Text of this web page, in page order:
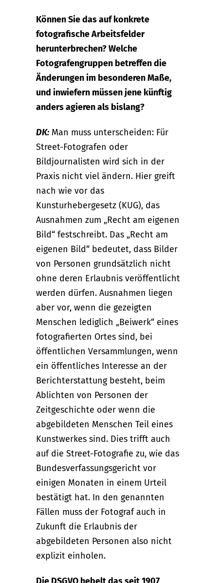
Können Sie das auf konkrete
fotografische Arbeitsfelder
herunterbrechen? Welche
Fotografengruppen betreffen die
Änderungen im besonderen Maße,
und inwiefern müssen jene künftig
anders agieren als bislang?
DK: Man muss unterscheiden: Für
Street-Fotografen oder
Bildjournalisten wird sich in der
Praxis nicht viel ändern. Hier greift
nach wie vor das
Kunsturhebergesetz (KUG), das
Ausnahmen zum „Recht am eigenen
Bild“ festschreibt. Das „Recht am
eigenen Bild“ bedeutet, dass Bilder
von Personen grundsätzlich nicht
ohne deren Erlaubnis veröffentlicht
werden dürfen. Ausnahmen liegen
aber vor, wenn die gezeigten
Menschen lediglich „Beiwerk“ eines
fotografierten Ortes sind, bei
öffentlichen Versammlungen, wenn
ein öffentliches Interesse an der
Berichterstattung besteht, beim
Ablichten von Personen der
Zeitgeschichte oder wenn die
abgebildeten Menschen Teil eines
Kunstwerkes sind. Dies trifft auch
auf die Street-Fotografie zu, wie das
Bundesverfassungsgericht vor
einigen Monaten in einem Urteil
bestätigt hat. In den genannten
Fällen muss der Fotograf auch in
Zukunft die Erlaubnis der
abgebildeten Personen also nicht
explizit einholen.